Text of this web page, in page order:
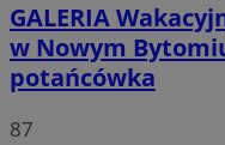
GALERIA
w Nowym
potańcówka
87